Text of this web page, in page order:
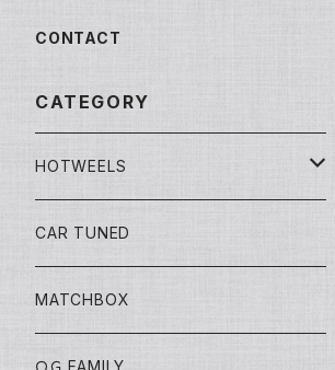
CONTACT
CATEGORY
HOTWEELS
BASIC
FAST&FURIOUS
CAR CULTURE
CAR TUNED
MATCHBOX
ＯＧ FAMILY